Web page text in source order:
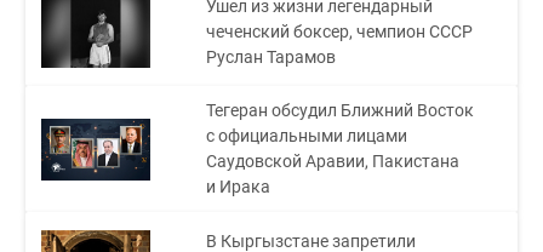
Ушел из жизни легендарный
чеченский боксер, чемпион СССР
Руслан Тарамов
Тегеран обсудил Ближний Восток
с официальными лицами
Саудовской Аравии, Пакистана
и Ирака
В Кыргызстане запретили